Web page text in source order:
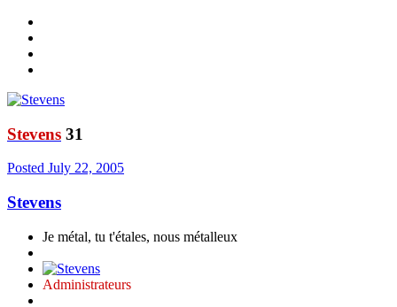
Stevens 31
Posted July 22, 2005
Stevens
Je métal, tu t'étales, nous métalleux
Administrateurs